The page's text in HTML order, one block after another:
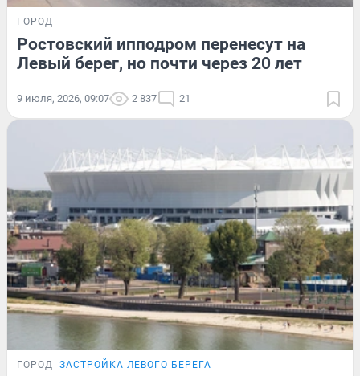
ГОРОД
Ростовский ипподром перенесут на
Левый берег, но почти через 20 лет
9 июля, 2026, 09:07 2 837 21
ГОРОД ЗАСТРОЙКА ЛЕВОГО БЕРЕГА